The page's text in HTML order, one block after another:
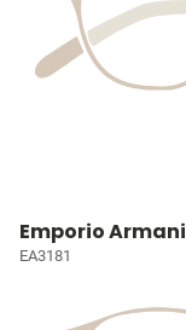
Emporio Armani
EA3181